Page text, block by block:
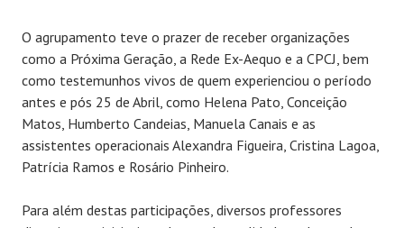
O agrupamento teve o prazer de receber organizações
como a Próxima Geração, a Rede Ex-Aequo e a CPCJ, bem
como testemunhos vivos de quem experienciou o período
antes e pós 25 de Abril, como Helena Pato, Conceição
Matos, Humberto Candeias, Manuela Canais e as
assistentes operacionais Alexandra Figueira, Cristina Lagoa,
Patrícia Ramos e Rosário Pinheiro.
Para além destas participações, diversos professores